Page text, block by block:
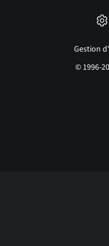
Gestion
© 1996-